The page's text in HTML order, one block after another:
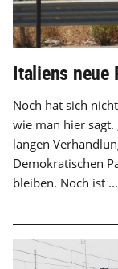
Italiens neue
Noch hat sich
wie man hier sagt.
langen
Demokratischen
bleiben. Noch ist ...